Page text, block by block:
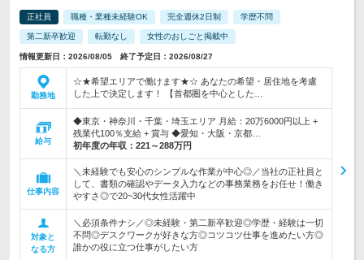
正社員 職種・業種未経験OK 完全週休2日制 学歴不問
第二新卒歓迎 転勤なし 女性のおしごと掲載中
情報更新日：2026/08/05 終了予定日：2026/08/27
勤務地
☆★希望エリアで働けます★☆ あなたの希望・居住地を考慮
した上で決定します！ 【首都圏を中心とした…
給与
◆東京・神奈川・千葉・埼玉エリア 月給：20万6000円以上 +
残業代100％支給 + 賞与 ◆愛知・大阪・京都…
初年度の年収： 221～288万円
仕事内容
＼未経験でも安心のシンプルな作業が中心◎／当社の正社員と
して、書類の確認やデータ入力などの事務業務をお任せ！働き
やすさ◎で20~30代女性活躍中
対象と
なる方
＼必須条件ナシ／◎未経験・第二新卒歓迎◎学歴・経験は一切
不問◎デスクワークが好きな方◎コツコツ仕事を進めたい方◎
誰かの役に立つ仕事がしたい方